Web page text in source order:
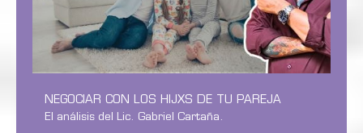
NEGOCIAR CON LOS HIJXS DE TU PAREJA
El análisis del Lic. Gabriel Cartaña.